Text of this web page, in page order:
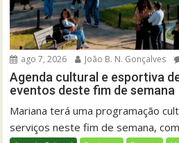
ago 7, 2026 João B. N. Gonçalves
Agenda cultural e esportiva
eventos deste fim de semana
Mariana terá uma programação
serviços neste fim de semana,